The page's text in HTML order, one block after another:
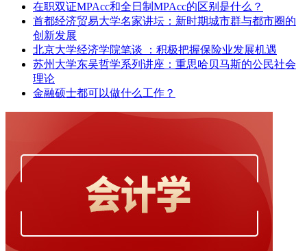
在职双证MPAcc和全日制MPAcc的区别是什么？
首都经济贸易大学名家讲坛：新时期城市群与都市圈的
创新发展
北京大学经济学院笔谈 ：积极把握保险业发展机遇
苏州大学东吴哲学系列讲座：重思哈贝马斯的公民社会
理论
金融硕士都可以做什么工作？